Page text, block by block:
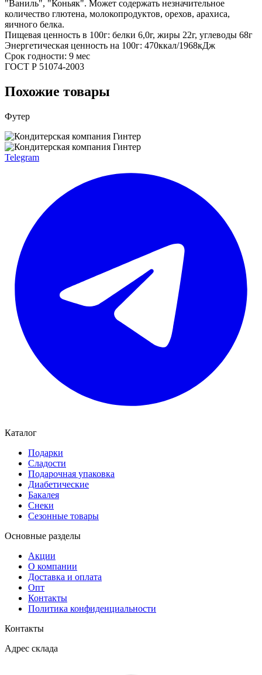
"Ваниль", "Коньяк". Может содержать незначительное
количество глютена, молокопродуктов, орехов, арахиса,
яичного белка.
Пищевая ценность в 100г: белки 6,0г, жиры 22г, углеводы 68г
Энергетическая ценность на 100г: 470ккал/1968кДж
Срок годности: 9 мес
ГОСТ Р 51074-2003
Похожие товары
Футер
Telegram
Каталог
Подарки
Сладости
Подарочная упаковка
Диабетические
Бакалея
Снеки
Сезонные товары
Основные разделы
Акции
О компании
Доставка и оплата
Опт
Контакты
Политика конфиденциальности
Контакты
Адрес склада